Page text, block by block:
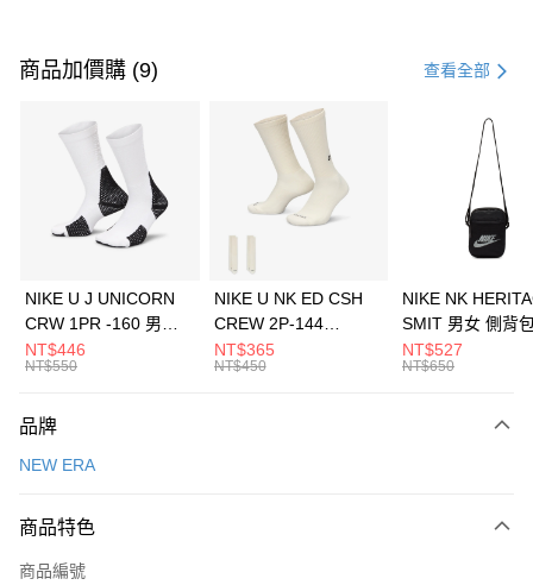
信用卡一次付款
3 期 0 利率 每期 21家銀行
合作金庫商業銀行
第一商業銀行
華南商業銀行
彰化商業銀行
上海商業儲蓄銀行
元大商業銀行
台灣樂天信用卡公司
Apple Pay
全盈+PAY
AFTEE先享後付
【關於「AFTEE先享後付」】
便利好安心！
３．安心：先確認商品／服務後，再付款。
【「AFTEE先享後付」結帳流程】
運送方式
每筆NT$100，滿NT$1,500(含以上)免運費
宅配
商品加價購 (9) 查看全部
NIKE U J UNICORN
CRW 1PR -160 男女
中統襪 FZ3393100
NT$446
NT$550
NIKE U NK ED CSH
CREW 2P-144
EMBRDY 男女 短統襪
FZ3073133
NT$365
NT$450
NIKE NK
SMIT 男女 側背
BA5871010
NT$527
NT$650
品牌
NEW ERA
商品特色
商品編號